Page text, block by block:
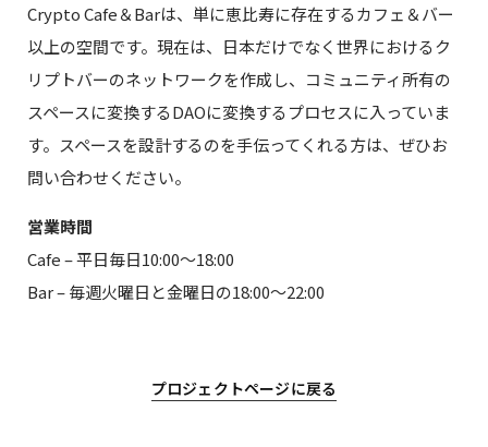
Crypto Cafe＆Barは、単に恵比寿に存在するカフェ＆バー
以上の空間です。現在は、日本だけでなく世界におけるク
リプトバーのネットワークを作成し、コミュニティ所有の
スペースに変換するDAOに変換するプロセスに入っていま
す。スペースを設計するのを手伝ってくれる方は、ぜひお
問い合わせください。
営業時間
Cafe – 平日毎日10:00〜18:00
Bar – 毎週火曜日と金曜日の18:00〜22:00
プロジェクトページに戻る